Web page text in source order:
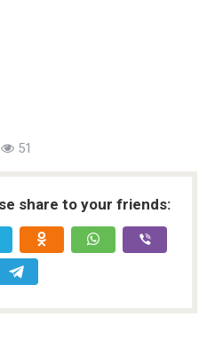
51
share to your friends: